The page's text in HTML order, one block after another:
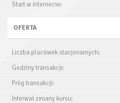
Start w internecie:
OFERTA
Liczba placówek stacjonarnych:
Godziny transakcji:
Próg transakcji:
Interwał zmiany kursu: